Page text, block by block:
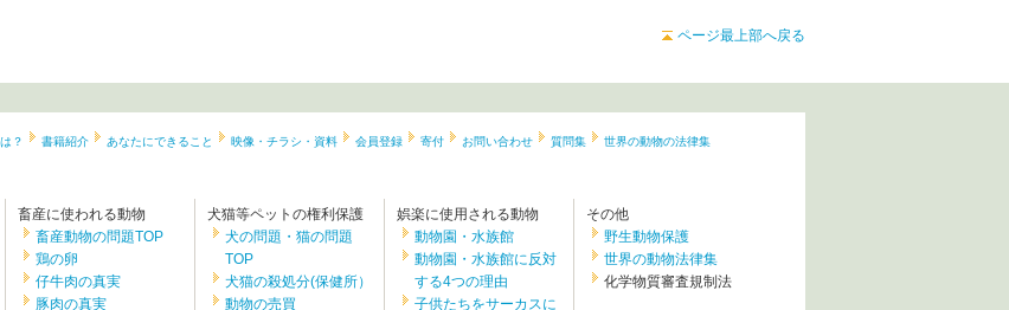
ページ最上部へ戻る
？ 書籍紹介 あなたにできること 映像・チラシ・資料 会員登録 寄付 お問い合わせ 質問集
世界の動物の法律集
畜産に使われる動物
畜産動物の問題TOP
鶏の卵
仔牛肉の真実
豚肉の真実
犬猫等ペットの権利保護
犬の問題・猫の問題
TOP
犬猫の殺処分(保健所）
動物の売買
娯楽に使用される動物
動物園・水族館
動物園・水族館に反対
する4つの理由
子供たちをサーカスに
その他
野生動物保護
世界の動物法律集
化学物質審査規制法